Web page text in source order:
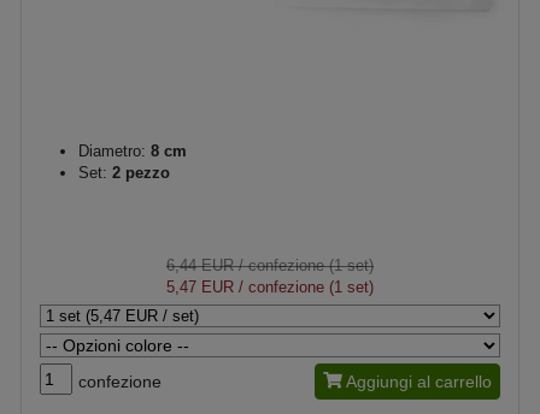
Diametro: 8 cm
Set: 2 pezzo
6,44 EUR/ confezione (1 set)
5,47 EUR / confezione (1 set)
confezione Aggiungi al carrello